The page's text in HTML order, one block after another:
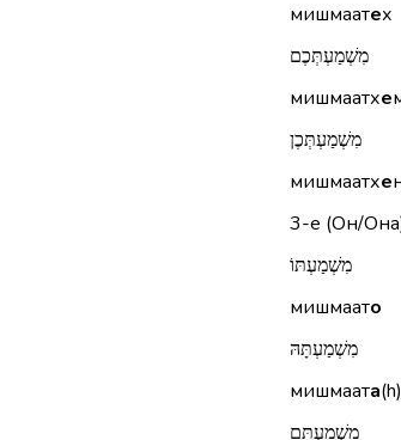
мишмаатех
מִשְׁמַעְתְּכֶם
мишмаатхе
מִשְׁמַעְתְּכֶן
мишмаатхе
3-е (Он/
מִשְׁמַעְתּוֹ
мишмаато
מִשְׁמַעְתָּהּ
мишмаата(h)
מִשְׁמַעְתָּם